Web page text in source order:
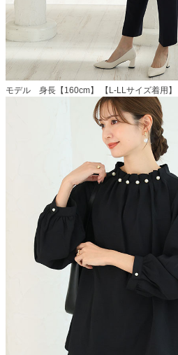
モデル 身長【160cm】 【L-LLサイズ着用】